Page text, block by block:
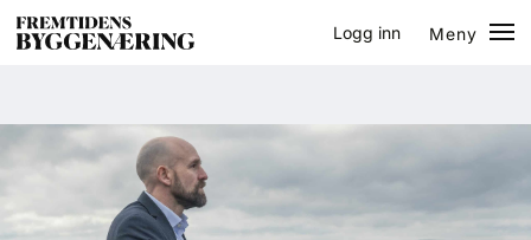
Logg inn
Meny
Eventer
Prosjekter